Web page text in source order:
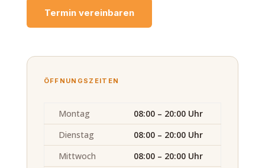
Termin vereinbaren
ÖFFNUNGSZEITEN
Montag
08:00 – 20:00 Uhr
Dienstag
08:00 – 20:00 Uhr
Mittwoch
08:00 – 20:00 Uhr